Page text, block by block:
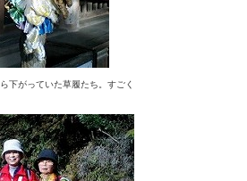
下がっていた草履たち。すごく